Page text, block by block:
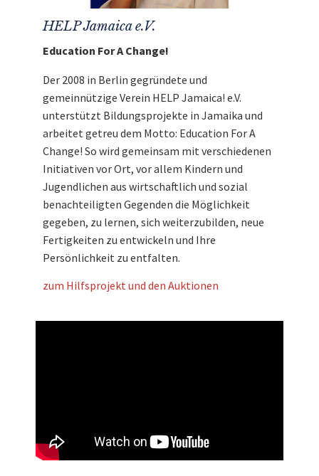
HELP Jamaica e.V.
Education For A Change!
Der 2008 in Berlin gegründete und
gemeinnützige Verein HELP Jamaica! e.V.
unterstützt Bildungsprojekte in Jamaika und
arbeitet getreu dem Motto: Education For A
Change! So wird gemeinsam mit verschiedenen
Initiativen vor Ort, vor allem Kindern und
Jugendlichen aus wirtschaftlich und sozial
benachteiligten Gegenden die Möglichkeit
gegeben, zu lernen, sich weiterzubilden, neue
Fertigkeiten zu entwickeln und Ihre
Persönlichkeit zu entfalten.
zum Hilfsprojekt und den Auktionen